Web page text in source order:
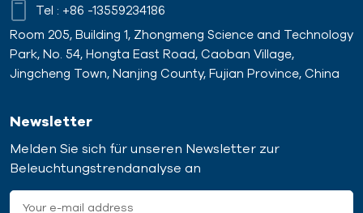
Tel : +86 -13559234186
Room 205, Building 1, Zhongmeng Science and Technology
Park, No. 54, Hongta East Road, Caoban Village,
Jingcheng Town, Nanjing County, Fujian Province, China
Newsletter
Melden Sie sich für unseren Newsletter zur
Beleuchtungstrendanalyse an